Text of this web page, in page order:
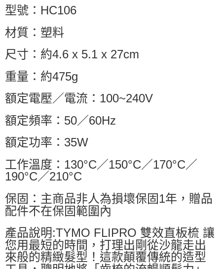
型號：HC106
材質：塑料
尺寸：約4.6 x 5.1 x 27cm
重量：約475g
額定電壓／電流：100~240V
額定頻率：50／60Hz
額定功率：35W
工作溫度：130°C／150°C／170°C／
190°C／210°C
保固：主商品非人為損壞保固1年，贈品
配件不在保固範圍內
產品說明:TYMO FLIPRO 雙效直板梳 讓
您用最短的時間，打理出剛從沙龍走出
來般的精緻髮型！這款顛覆傳統的造型